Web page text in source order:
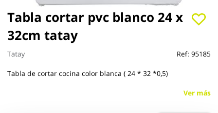
Tabla cortar pvc blanco 24 x
32cm tatay
Tatay Ref: 95185
Tabla de cortar cocina color blanca ( 24 * 32 *0,5)
Ver más
Saltar
al
comienzo
de
la
galería
de